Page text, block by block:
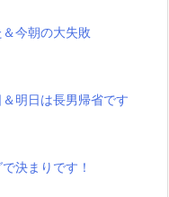
今朝の大失敗
明日は長男帰省です
決まりです！